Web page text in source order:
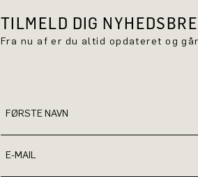
TILMELD DIG
Fra nu af er du altid opdateret og
FØRSTE NAVN
E-MAIL